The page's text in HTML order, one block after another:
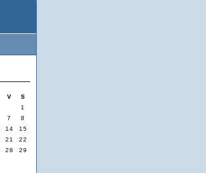
V
S
1
7
8
14
15
21
22
28
29